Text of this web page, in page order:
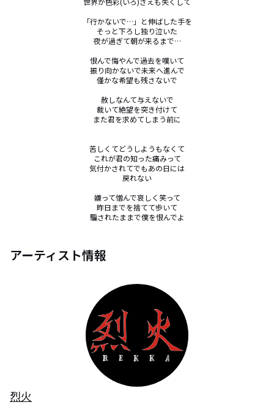
「行かないで…」と伸ばした手を
そっと下ろし独り泣いた
夜が過ぎて朝が来るまで…
恨んで悔やんで過去を嘆いて
振り向かないで未来へ進んで
僅かな希望も残さないで
赦しなんて与えないで
裁いて絶望を突き付けて
また君を求めてしまう前に
苦しくてどうしようもなくて
これが君の知った痛みって
気付かされてでもあの日には
戻れない
嫌って憎んで哀しく笑って
昨日までを捨てて歩いて
騙されたままで僕を恨んでよ
アーティスト情報
烈火